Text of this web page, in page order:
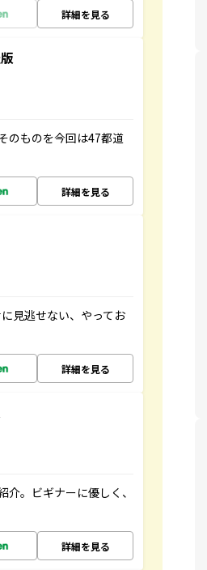
詳細を見る
のものを今回は47都道
詳細を見る
見逃せない、やってお
詳細を見る
。ビギナーに優しく、
詳細を見る